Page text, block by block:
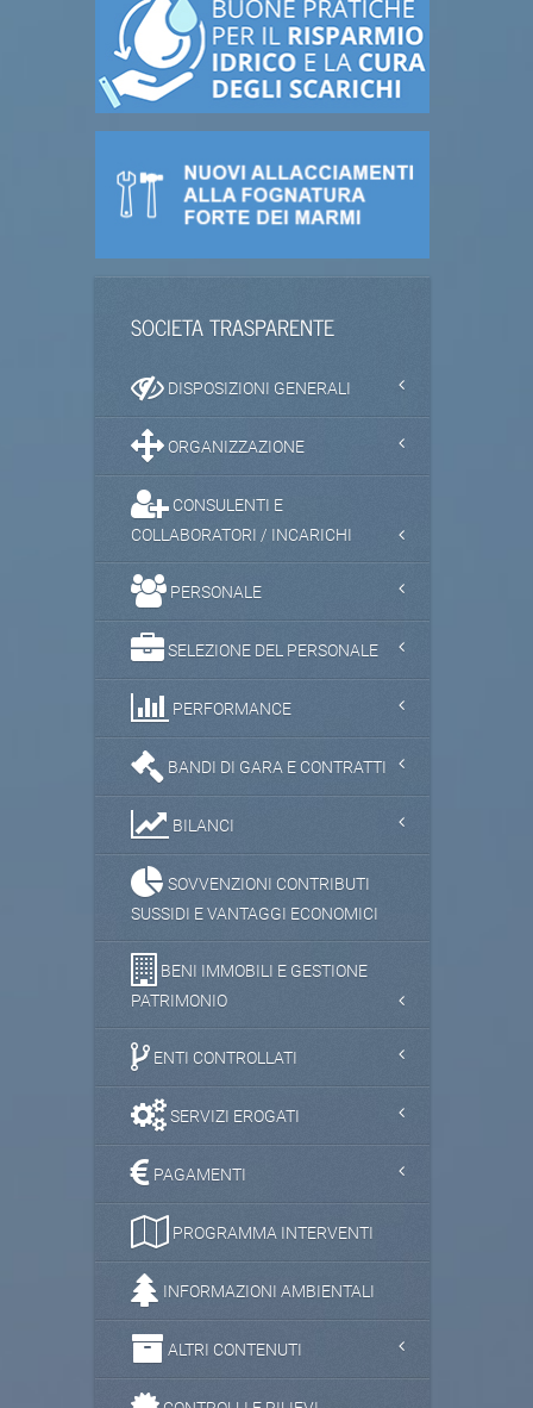
SOCIETA TRASPARENTE
DISPOSIZIONI GENERALI
ORGANIZZAZIONE
CONSULENTI E
COLLABORATORI / INCARICHI
PERSONALE
SELEZIONE DEL PERSONALE
PERFORMANCE
BANDI DI GARA E CONTRATTI
BILANCI
SOVVENZIONI CONTRIBUTI
SUSSIDI E VANTAGGI ECONOMICI
BENI IMMOBILI E GESTIONE
PATRIMONIO
ENTI CONTROLLATI
SERVIZI EROGATI
PAGAMENTI
PROGRAMMA INTERVENTI
INFORMAZIONI AMBIENTALI
ALTRI CONTENUTI